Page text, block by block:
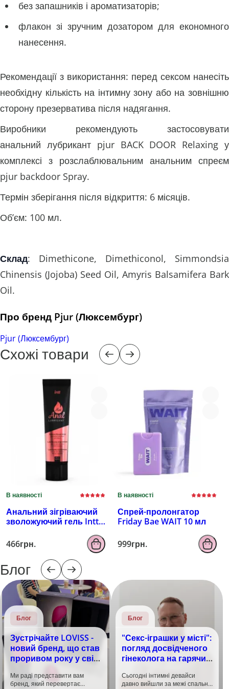
без запашників і ароматизаторів;
флакон зі зручним дозатором для економного
нанесення.
Рекомендації з використання: перед сексом нанесіть
необхідну кількість на інтимну зону або на зовнішню
сторону презерватива після надягання.
Виробники рекомендують застосовувати
анальний лубрикант pjur BACK DOOR Relaxing у
комплексі з розслаблювальним анальним спреєм
pjur backdoor Spray.
Термін зберігання після відкриття: 6 місяців.
Об’єм: 100 мл.
Склад: Dimethicone, Dimethiconol, Simmondsia
Chinensis (Jojoba) Seed Oil, Amyris Balsamifera Bark
Oil.
Про бренд Pjur (Люксембург)
Pjur (Люксембург)
Схожі товари
В наявності
Анальний зігріваючий
зволожуючий гель Intt
466грн.
В наявності
Спрей-пролонгатор
Friday Bae WAIT 10 мл
999грн.
Блог
Блог
Зустрічайте LOVISS -
новий бренд, що став
проривом року у світі
Ми раді представити вам
бренд, який перевертає
Блог
"Секс-іграшки у місті":
погляд досвідченого
гінеколога на гарячий
Сьогодні інтимні девайси
давно вийшли за межі спальні.